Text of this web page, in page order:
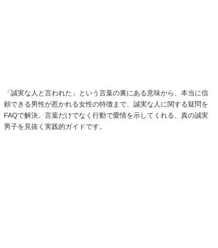
「誠実な人と言われた」という言葉の裏にある意味から、本当に信
頼できる男性が惹かれる女性の特徴まで、誠実な人に関する疑問を
FAQで解決。言葉だけでなく行動で愛情を示してくれる、真の誠実
男子を見抜く実践的ガイドです。